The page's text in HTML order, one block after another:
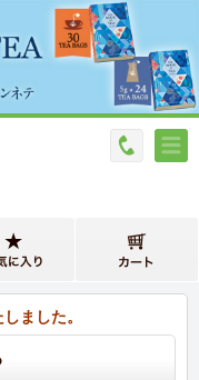
ました。